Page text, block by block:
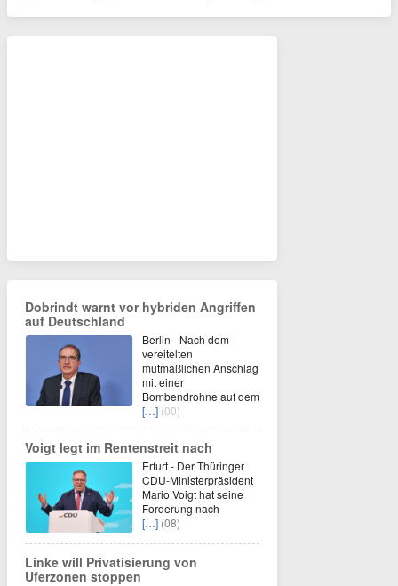
Dobrindt warnt vor hybriden Angriffen
auf Deutschland
Berlin - Nach dem
vereitelten
mutmaßlichen Anschlag
mit einer
Bombendrohne auf dem
[…] (00)
Voigt legt im Rentenstreit nach
Erfurt - Der Thüringer
CDU-Ministerpräsident
Mario Voigt hat seine
Forderung nach
[…] (08)
Linke will Privatisierung von
Uferzonen stoppen